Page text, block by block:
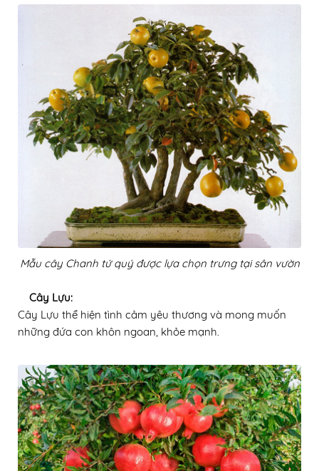
Mẫu cây Chanh tứ quý được lựa chọn trưng tại sân vườn
Cây Lựu:
Cây Lựu thể hiện tình cảm yêu thương và mong muốn
những đứa con khôn ngoan, khỏe mạnh.